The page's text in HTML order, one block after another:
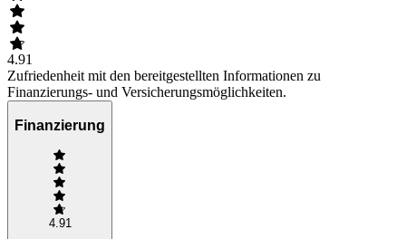
4.91
Zufriedenheit mit den bereitgestellten Informationen zu
Finanzierungs- und Versicherungsmöglichkeiten.
Finanzierung
4.91